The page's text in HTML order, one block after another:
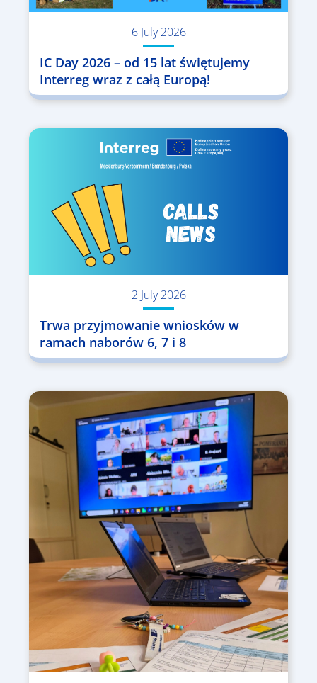
6 July 2026
IC Day 2026 – od 15 lat świętujemy
Interreg wraz z całą Europą!
2 July 2026
Trwa przyjmowanie wniosków w
ramach naborów 6, 7 i 8